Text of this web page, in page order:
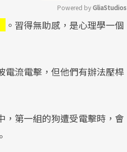
Powered by GliaStudios
。習得無助感，是心理學一個
電流電擊，但他們有辦法壓桿
，第一組的狗遭受電擊時，會